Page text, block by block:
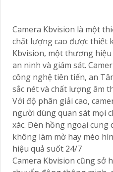
Camera Kbvision là một
chất lượng cao được thiết
Kbvision, một thương
an ninh và giám sát.
công nghệ tiên tiến, an
sắc nét và chất lượng âm
Với độ phân giải cao,
người dùng quan sát mọi
xác. Đèn hồng ngoại cung
không làm mờ hay méo
hiệu quả suốt 24/7
Camera Kbvision cũng sở